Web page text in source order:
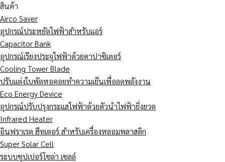
สินค้า
Airco Saver
อุปกรณ์ประหยัดไฟฟ้าสำหรับแอร์
Capacitor Bank
อุปกรณ์เรียงประจุไฟฟ้าด้วยคาปาซิเตอร์
Cooling Tower Blade
ปรับแต่งใบพัดหอคอยทำความเย็นเพื่อลดพลังงาน
Eco Energy Device
อุปกรณ์ปรับปรุงกระแสไฟฟ้าด้วยตัวนำไฟฟ้ายิ่งยวด
Infrared Heater
อินฟราเรด ฮีทเตอร์ สำหรับเครื่องหลอมพลาสติก
Super Solar Cell
ระบบซุปเปอร์โซล่า เซลล์